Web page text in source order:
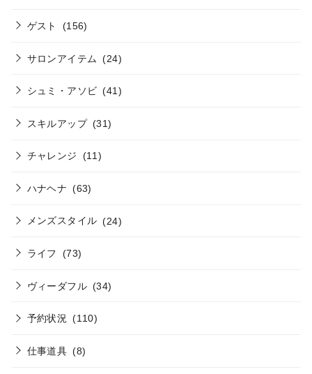
ゲスト (156)
サロンアイテム (24)
シュミ・アソビ (41)
スキルアップ (31)
チャレンジ (11)
ハナヘナ (63)
メンズスタイル (24)
ライフ (73)
ヴィーダフル (34)
予約状況 (110)
仕事道具 (8)